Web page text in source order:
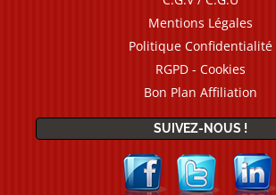
Mentions Légales
Politique Confidentialité
RGPD - Cookies
Bon Plan Affiliation
SUIVEZ-NOUS !